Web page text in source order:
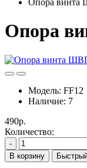
Опора винта
Опора
Модель: FF12
Наличие: 7
490р.
Количество:
-
В корзину